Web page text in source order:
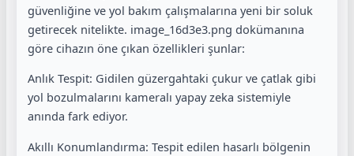
güvenliğine ve yol bakım çalışmalarına yeni bir soluk
getirecek nitelikte. image_16d3e3.png dokümanına
göre cihazın öne çıkan özellikleri şunlar:
Anlık Tespit: Gidilen güzergahtaki çukur ve çatlak gibi
yol bozulmalarını kameralı yapay zeka sistemiyle
anında fark ediyor.
Akıllı Konumlandırma: Tespit edilen hasarlı bölgenin